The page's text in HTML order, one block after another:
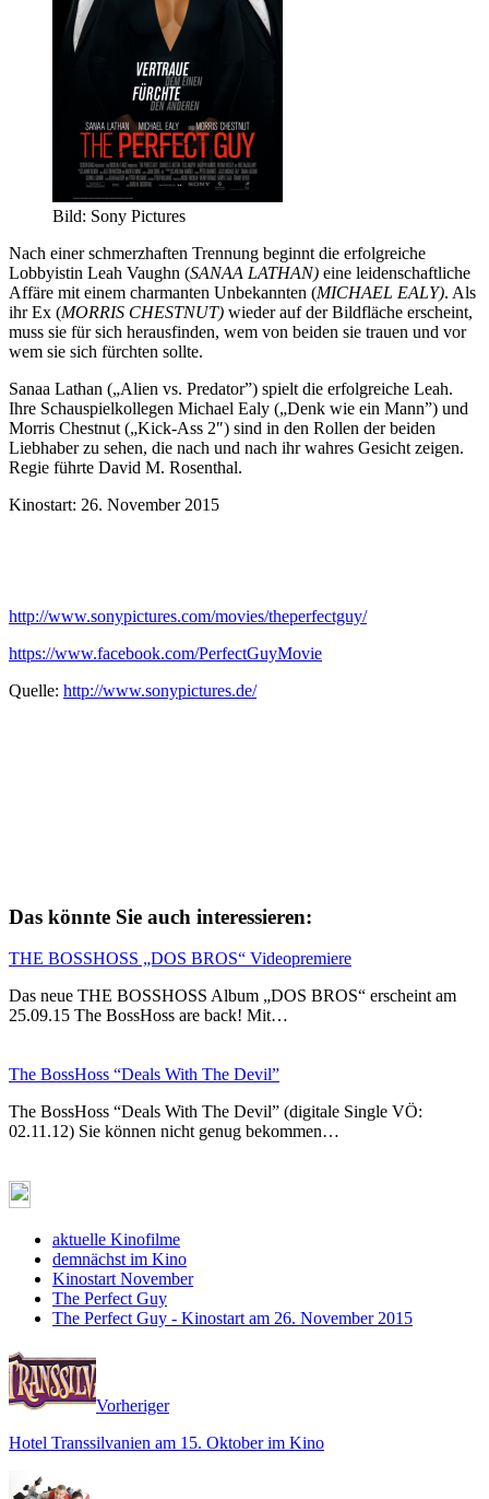
Bild: Sony Pictures
Nach einer schmerzhaften Trennung beginnt die erfolgreiche
Lobbyistin Leah Vaughn (SANAA LATHAN) eine leidenschaftliche
Affäre mit einem charmanten Unbekannten (MICHAEL EALY). Als
ihr Ex (MORRIS CHESTNUT) wieder auf der Bildfläche erscheint,
muss sie für sich herausfinden, wem von beiden sie trauen und vor
wem sie sich fürchten sollte.
Sanaa Lathan („Alien vs. Predator”) spielt die erfolgreiche Leah.
Ihre Schauspielkollegen Michael Ealy („Denk wie ein Mann”) und
Morris Chestnut („Kick-Ass 2″) sind in den Rollen der beiden
Liebhaber zu sehen, die nach und nach ihr wahres Gesicht zeigen.
Regie führte David M. Rosenthal.
Kinostart: 26. November 2015
http://www.sonypictures.com/movies/theperfectguy/
https://www.facebook.com/PerfectGuyMovie
Quelle: http://www.sonypictures.de/
Das könnte Sie auch interessieren:
THE BOSSHOSS „DOS BROS“ Videopremiere
Das neue THE BOSSHOSS Album „DOS BROS“ erscheint am
25.09.15 The BossHoss are back! Mit…
The BossHoss “Deals With The Devil”
The BossHoss “Deals With The Devil” (digitale Single VÖ:
02.11.12) Sie können nicht genug bekommen…
aktuelle Kinofilme
demnächst im Kino
Kinostart November
The Perfect Guy
The Perfect Guy - Kinostart am 26. November 2015
Vorheriger
Hotel Transsilvanien am 15. Oktober im Kino